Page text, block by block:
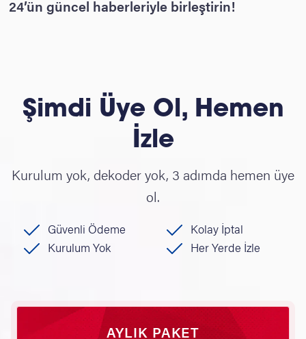
24’ün güncel haberleriyle birleştirin!
Şimdi Üye Ol, Hemen
İzle
Kurulum yok, dekoder yok, 3 adımda hemen üye
ol.
Güvenli Ödeme
Kolay İptal
Kurulum Yok
Her Yerde İzle
AYLIK PAKET